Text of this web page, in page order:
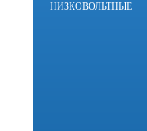
НИЗКОВОЛЬТНЫЕ